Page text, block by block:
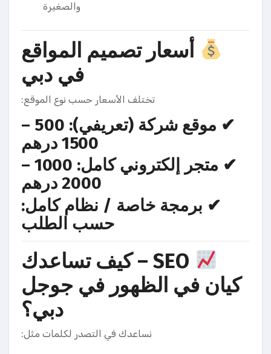
والصغيرة
أسعار تصميم المواقع
في دبي
تختلف الأسعار حسب نوع الموقع:
✔ موقع شركة (تعريفي): 500 –
1500 درهم
✔ متجر إلكتروني كامل: 1000 –
2000 درهم
✔ برمجة خاصة / نظام كامل:
حسب الطلب
SEO – كيف تساعدك
كيان في الظهور في جوجل
دبي؟
نساعدك في التصدر لكلمات مثل: